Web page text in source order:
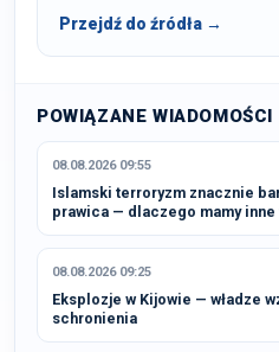
Przejdź do źródła →
POWIĄZANE WIADOMOŚCI
08.08.2026 09:55
Islamski terroryzm znacznie
prawica — dlaczego mamy inne
08.08.2026 09:25
Eksplozje w Kijowie — władze
schronienia